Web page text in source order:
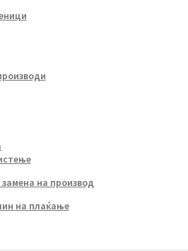
на производ
на плаќање